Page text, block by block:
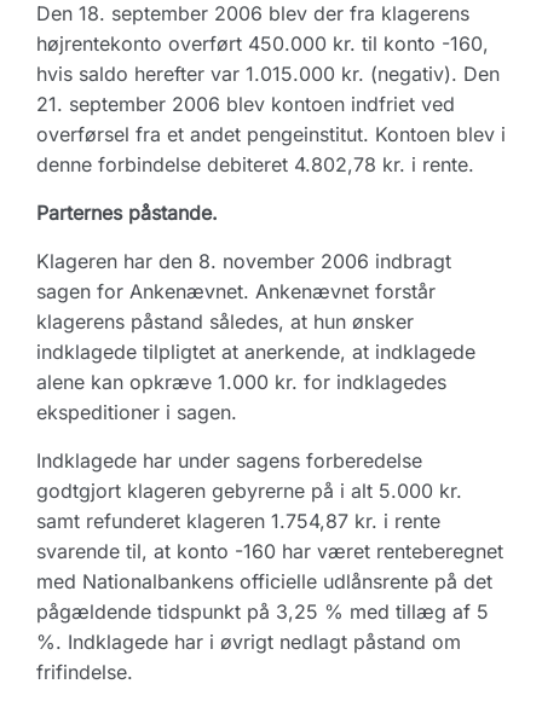
Den 18. september 2006 blev der fra klagerens
højrentekonto overført 450.000 kr. til konto -160,
hvis saldo herefter var 1.015.000 kr. (negativ). Den
21. september 2006 blev kontoen indfriet ved
overførsel fra et andet pengeinstitut. Kontoen blev i
denne forbindelse debiteret 4.802,78 kr. i rente.
Parternes påstande.
Klageren har den 8. november 2006 indbragt
sagen for Ankenævnet. Ankenævnet forstår
klagerens påstand således, at hun ønsker
indklagede tilpligtet at anerkende, at indklagede
alene kan opkræve 1.000 kr. for indklagedes
ekspeditioner i sagen.
Indklagede har under sagens forberedelse
godtgjort klageren gebyrerne på i alt 5.000 kr.
samt refunderet klageren 1.754,87 kr. i rente
svarende til, at konto -160 har været renteberegnet
med Nationalbankens officielle udlånsrente på det
pågældende tidspunkt på 3,25 % med tillæg af 5
%. Indklagede har i øvrigt nedlagt påstand om
frifindelse.